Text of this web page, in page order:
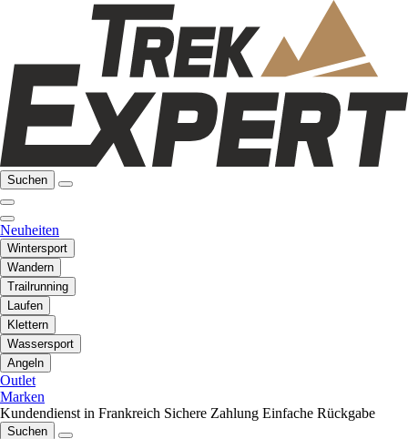
Suchen
Neuheiten
Wintersport
Wandern
Trailrunning
Laufen
Klettern
Wassersport
Angeln
Outlet
Marken
Kundendienst in Frankreich Sichere Zahlung Einfache Rückgabe
Suchen